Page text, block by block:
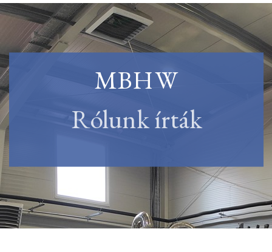
MBHW
Rólunk írták